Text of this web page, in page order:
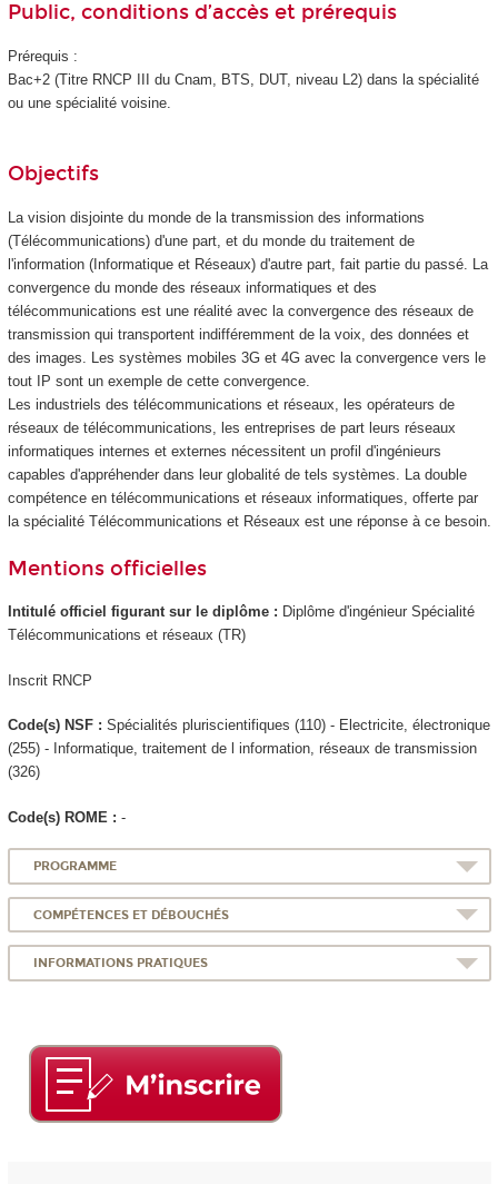
Public, conditions d’accès et prérequis
Prérequis :
Bac+2 (Titre RNCP III du Cnam, BTS, DUT, niveau L2) dans la spécialité
ou une spécialité voisine.
Objectifs
La vision disjointe du monde de la transmission des informations
(Télécommunications) d'une part, et du monde du traitement de
l'information (Informatique et Réseaux) d'autre part, fait partie du passé. La
convergence du monde des réseaux informatiques et des
télécommunications est une réalité avec la convergence des réseaux de
transmission qui transportent indifféremment de la voix, des données et
des images. Les systèmes mobiles 3G et 4G avec la convergence vers le
tout IP sont un exemple de cette convergence.
Les industriels des télécommunications et réseaux, les opérateurs de
réseaux de télécommunications, les entreprises de part leurs réseaux
informatiques internes et externes nécessitent un profil d'ingénieurs
capables d'appréhender dans leur globalité de tels systèmes. La double
compétence en télécommunications et réseaux informatiques, offerte par
la spécialité Télécommunications et Réseaux est une réponse à ce besoin.
Mentions officielles
Intitulé officiel figurant sur le diplôme : Diplôme d'ingénieur Spécialité
Télécommunications et réseaux (TR)
Inscrit RNCP
Code(s) NSF : Spécialités pluriscientifiques (110) - Electricite, électronique
(255) - Informatique, traitement de l information, réseaux de transmission
(326)
Code(s) ROME : -
PROGRAMME
COMPÉTENCES ET DÉBOUCHÉS
INFORMATIONS PRATIQUES